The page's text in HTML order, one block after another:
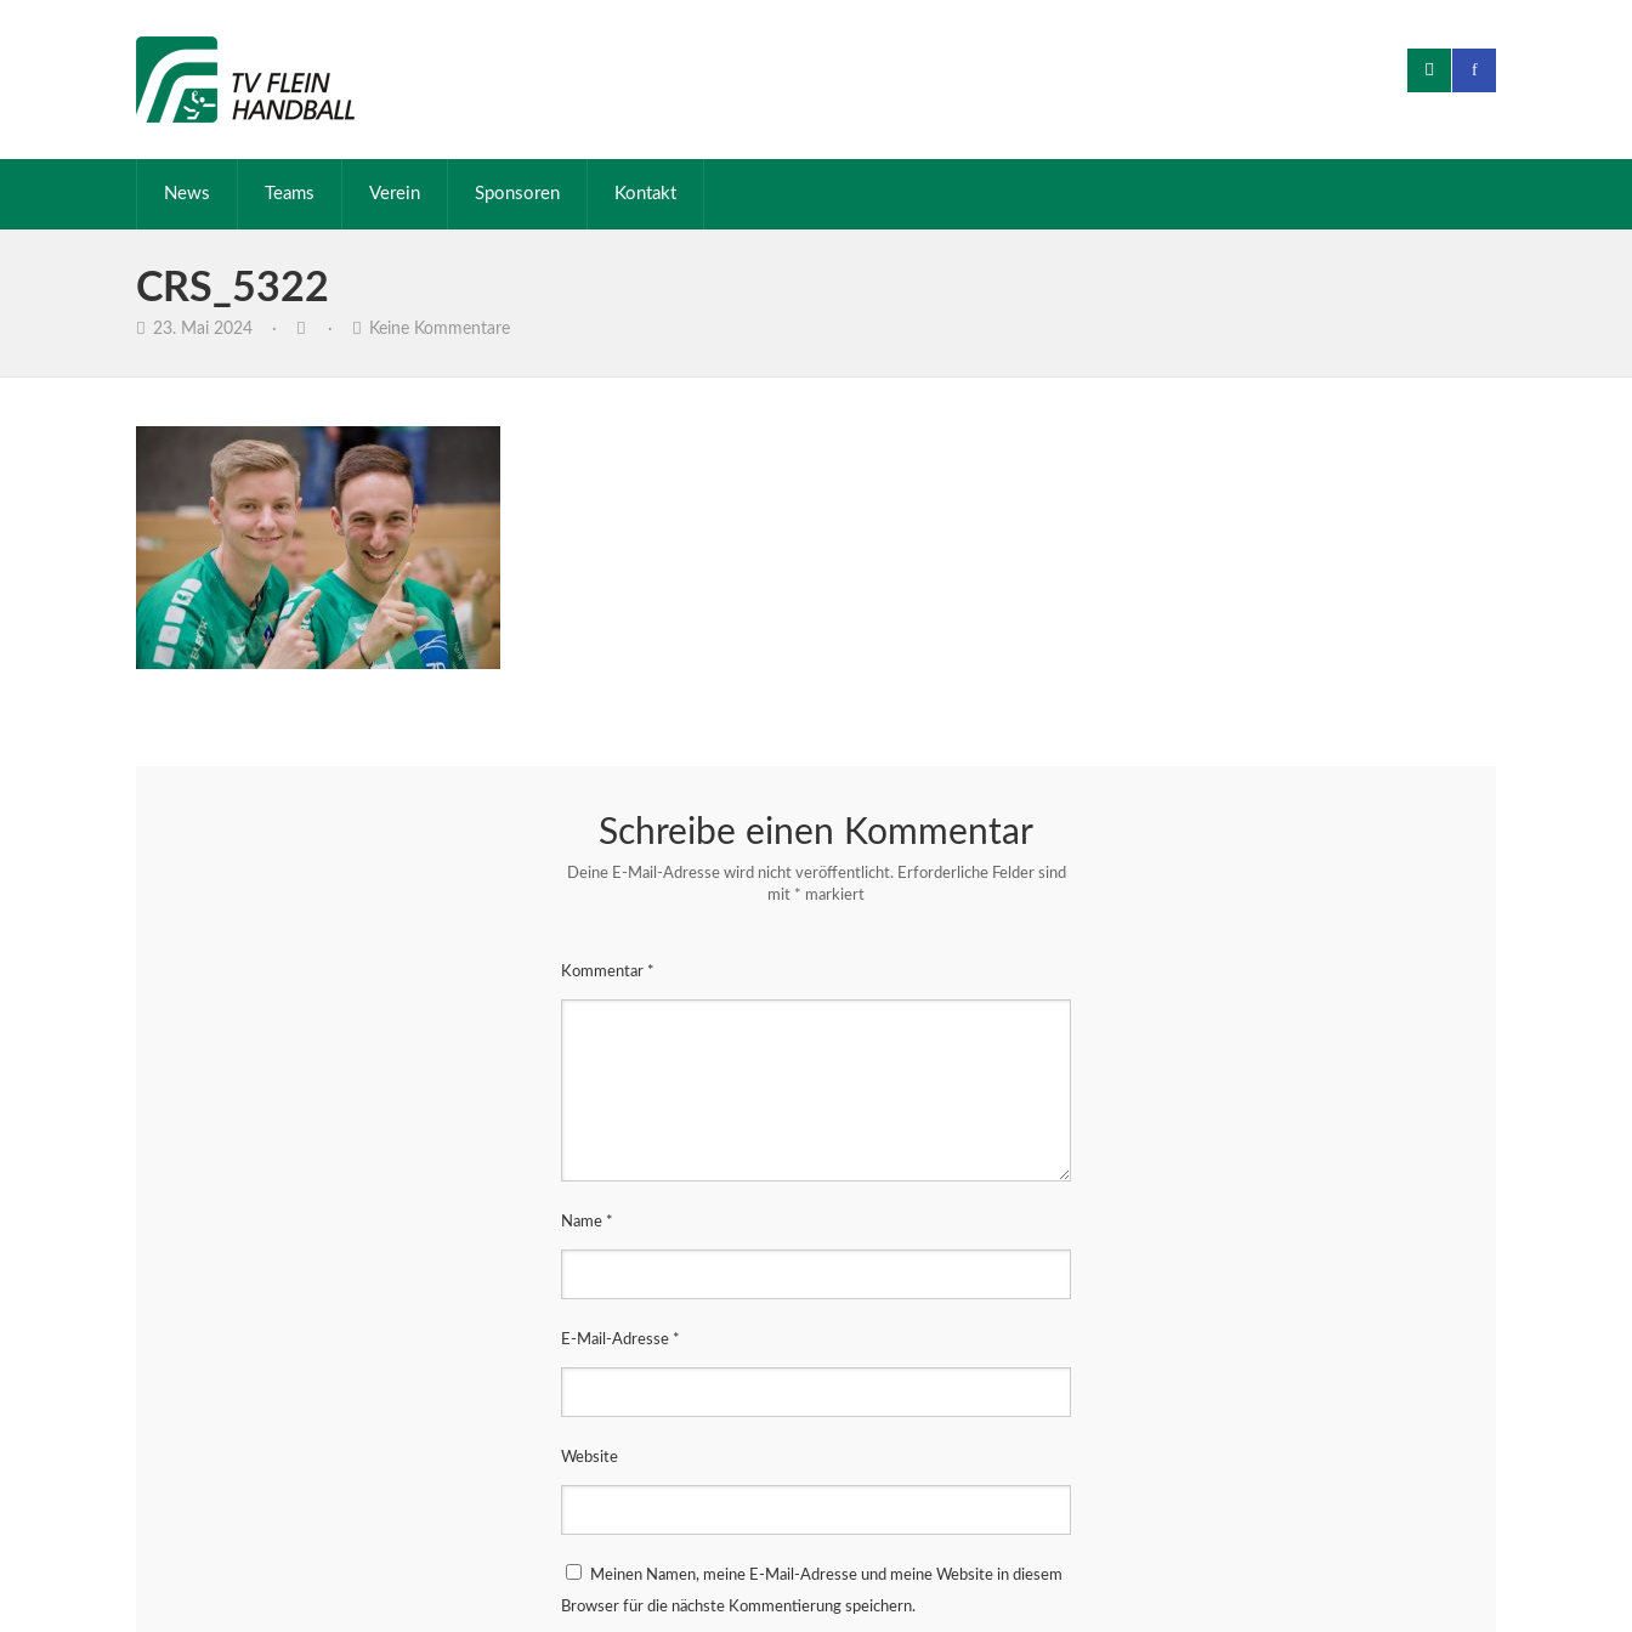
News Teams Verein Sponsoren Kontakt
CRS_5322
23. Mai 2024 · · Keine Kommentare
Schreibe einen Kommentar
Deine E-Mail-Adresse wird nicht veröffentlicht. Erforderliche Felder sind
mit * markiert
Kommentar *
Name *
E-Mail-Adresse *
Website
Meinen Namen, meine E-Mail-Adresse und meine Website in diesem
Browser für die nächste Kommentierung speichern.